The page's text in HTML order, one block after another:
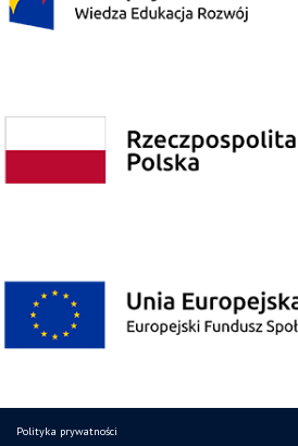
Polityka prywatności